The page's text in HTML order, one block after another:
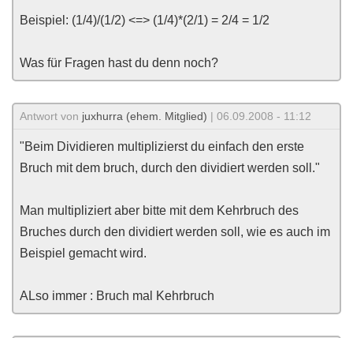
Beispiel: (1/4)/(1/2) <=> (1/4)*(2/1) = 2/4 = 1/2
Was für Fragen hast du denn noch?
Antwort von juxhurra (ehem. Mitglied) | 06.09.2008 - 11:12
"Beim Dividieren multiplizierst du einfach den erste
Bruch mit dem bruch, durch den dividiert werden soll."
Man multipliziert aber bitte mit dem Kehrbruch des
Bruches durch den dividiert werden soll, wie es auch im
Beispiel gemacht wird.
ALso immer : Bruch mal Kehrbruch